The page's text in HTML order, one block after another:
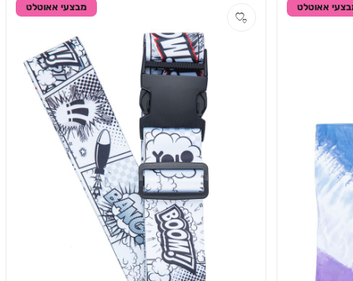
אאוטלט מבצעי אאוטלט